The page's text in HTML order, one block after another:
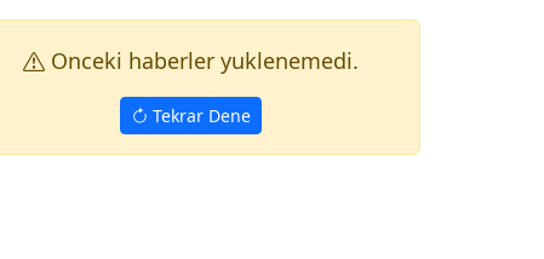
Onceki haberler yuklenemedi.
Tekrar Dene